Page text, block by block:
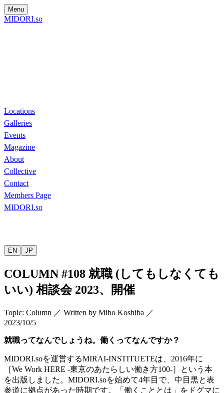
Menu
MIDORI.so
Locations
Galleries
Events
Magazine
About
Collective
Contact
Members Page
MIDORI.so
EN JP
COLUMN #108 就職 (してもしなくても
いい) 相談会2023、開催
Topic: Column ／ Written by Miho Koshiba ／
2023/10/5
就職ってなんでしょうね。働くってなんですか？
MIDORI.soを運営するMIRAI-INSTITUETEは、 2016年に
［We Work HERE -東京のあたらしい働き方100-］という本
を出版しました。 MIDORI.soを始めて4年目で、中目黒と表
参道に拠点があった時期です。「働くこととは」をドグマに